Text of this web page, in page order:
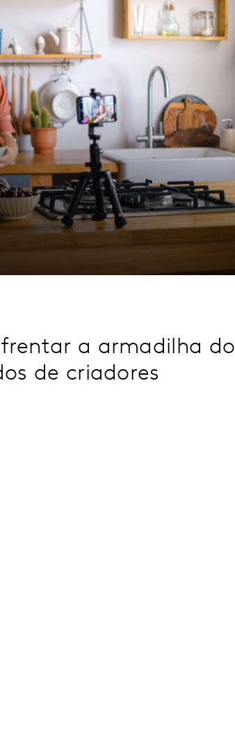
a armadilha do
de criadores